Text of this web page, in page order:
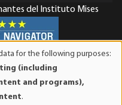
del Instituto Mises
sin fines de lucro 501(c)(3)
son deducibles de
lo permita la ley. ID Fiscal:
for the following purposes:
(including
and programs),
.